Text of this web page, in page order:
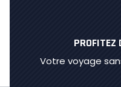
PROFITEZ
Votre voyage